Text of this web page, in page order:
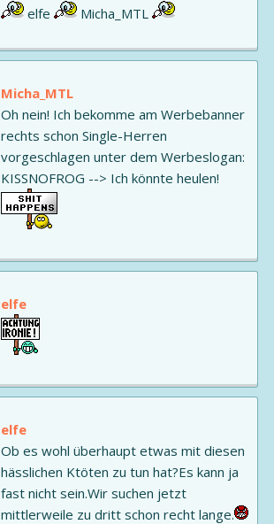
elfe
Micha_MTL
Micha_MTL
Oh nein! Ich bekomme am Werbebanner
rechts schon Single-Herren
vorgeschlagen unter dem Werbeslogan:
KISSNOFROG --> Ich könnte heulen!
elfe
elfe
Ob es wohl überhaupt etwas mit diesen
hässlichen Ktöten zu tun hat?Es kann ja
fast nicht sein.Wir suchen jetzt
mittlerweile zu dritt schon recht lange.